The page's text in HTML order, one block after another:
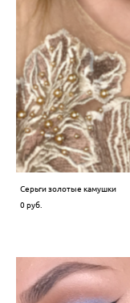
Серьги золотые камушки
0 pуб.